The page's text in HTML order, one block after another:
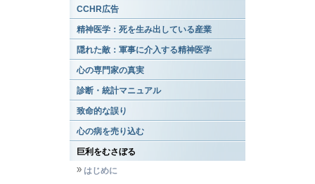
CCHR広告
精神医学：死を生み出している産業
隠れた敵：軍事に介入する精神医学
心の専門家の真実
診断・統計マニュアル
致命的な誤り
心の病を売り込む
巨利をむさぼる
はじめに